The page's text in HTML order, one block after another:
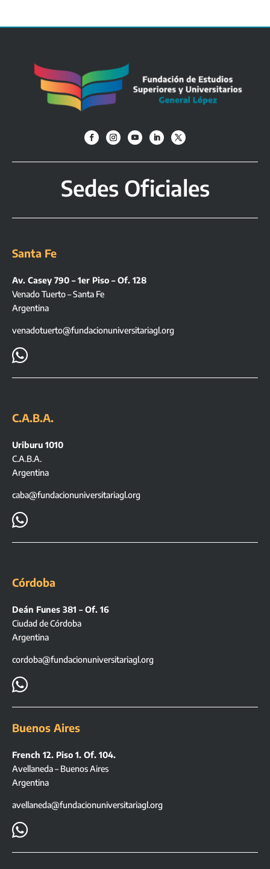
Sedes Oficiales
Santa Fe
Av. Casey 790 – 1er Piso – Of. 128
Venado Tuerto – Santa Fe
Argentina
venadotuerto@fundacionuniversitariagl.org

C.A.B.A.
Uriburu 1010
C.A.B.A.
Argentina
caba@fundacionuniversitariagl.org

Córdoba
Deán Funes 381 – Of. 16
Ciudad de Córdoba
Argentina
cordoba@fundacionuniversitariagl.org

Buenos Aires
French 12. Piso 1. Of. 104.
Avellaneda – Buenos Aires
Argentina
avellaneda@fundacionuniversitariagl.org
